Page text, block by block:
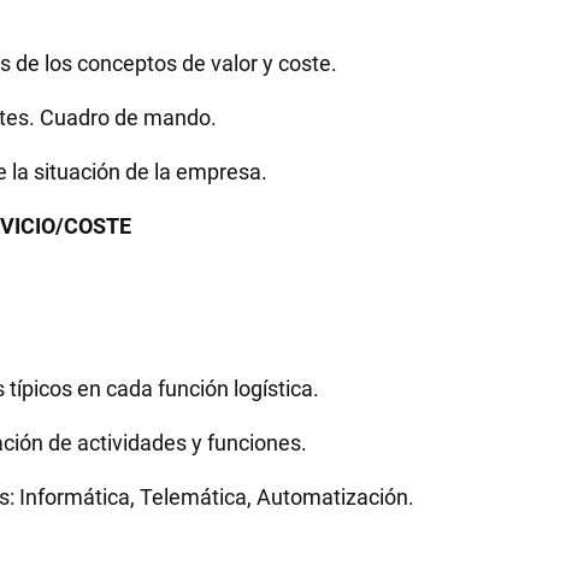
de los conceptos de valor y coste.
Cuadro de mando.
la situación de la empresa.
COSTE
típicos en cada función logística.
de actividades y funciones.
Informática, Telemática, Automatización.